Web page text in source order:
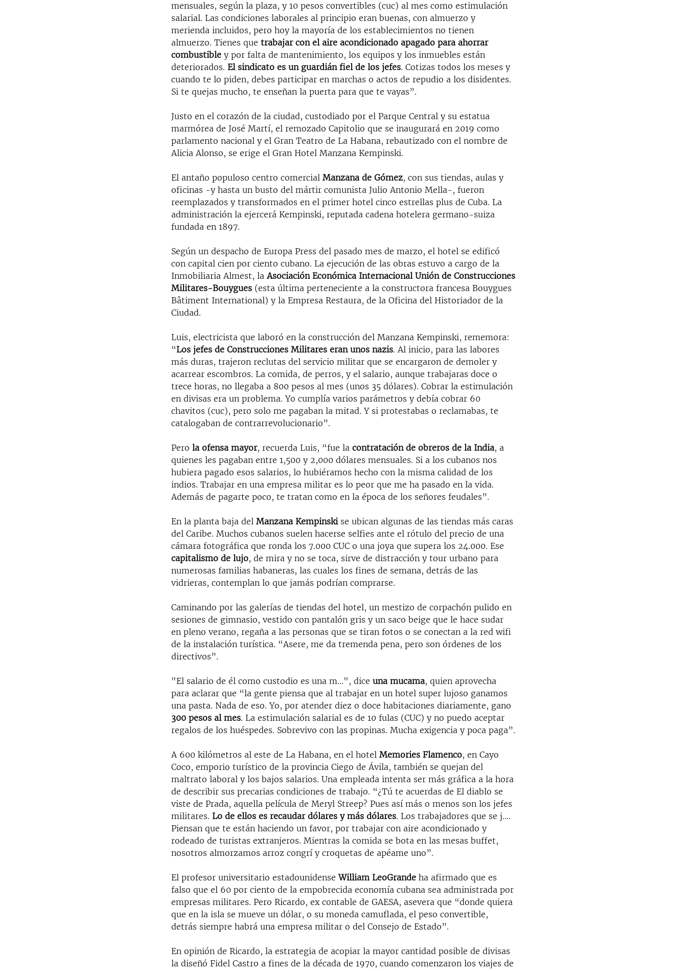
mensuales, según la plaza, y 10 pesos convertibles (cuc) al mes como estimulación
salarial. Las condiciones laborales al principio eran buenas, con almuerzo y
merienda incluidos, pero hoy la mayoría de los establecimientos no tienen
almuerzo. Tienes quetrabajar con el aire acondicionado apagado para ahorrar
combustible y por falta de mantenimiento, los equipos y los inmuebles están
deteriorados.El sindicato es un guardián fiel de los jefes. Cotizas todos los meses y
cuando te lo piden, debes participar en marchas o actos de repudio a los disidentes.
Si te quejas mucho, te enseñan la puerta para que te vayas”.
Justo en el corazón de la ciudad, custodiado por el Parque Central y su estatua
marmórea de José Martí, el remozado Capitolio que se inaugurará en 2019 como
parlamento nacional y el Gran Teatro de La Habana, rebautizado con el nombre de
Alicia Alonso, se erige el Gran Hotel Manzana Kempinski.
El antaño populoso centro comercialManzana de Gómez, con sus tiendas, aulas y
oficinas -y hasta un busto del mártir comunista Julio Antonio Mella-, fueron
reemplazados y transformados en el primer hotel cinco estrellas plus de Cuba. La
administración la ejercerá Kempinski, reputada cadena hotelera germano-suiza
fundada en 1897.
Según un despacho de Europa Press del pasado mes de marzo, el hotel se edificó
con capital cien por ciento cubano. La ejecución de las obras estuvo a cargo de la
Inmobiliaria Almest, laAsociación Económica Internacional Unión de Construcciones
Militares-Bouygues (esta última perteneciente a la constructora francesa Bouygues
Bâtiment International) y la Empresa Restaura, de la Oficina del Historiador de la
Ciudad.
Luis, electricista que laboró en la construcción del Manzana Kempinski, rememora:
“Los jefes de Construcciones Militares eran unos nazis. Al inicio, para las labores
más duras, trajeron reclutas del servicio militar que se encargaron de demoler y
acarrear escombros. La comida, de perros, y el salario, aunque trabajaras doce o
trece horas, no llegaba a 800 pesos al mes (unos 35 dólares). Cobrar la estimulación
en divisas era un problema. Yo cumplía varios parámetros y debía cobrar 60
chavitos (cuc), pero solo me pagaban la mitad. Y si protestabas o reclamabas, te
catalogaban de contrarrevolucionario”.
Perola ofensa mayor, recuerda Luis, “fue lacontratación de obreros de la India, a
quienes les pagaban entre 1,500 y 2,000 dólares mensuales. Si a los cubanos nos
hubiera pagado esos salarios, lo hubiéramos hecho con la misma calidad de los
indios. Trabajar en una empresa militar es lo peor que me ha pasado en la vida.
Además de pagarte poco, te tratan como en la época de los señores feudales”.
En la planta baja del Manzana Kempinski se ubican algunas de las tiendas más caras
del Caribe. Muchos cubanos suelen hacerse selfies ante el rótulo del precio de una
cámara fotográfica que ronda los 7.000 CUC o una joya que supera los 24.000. Ese
capitalismo de lujo, de mira y no se toca, sirve de distracción y tour urbano para
numerosas familias habaneras, las cuales los fines de semana, detrás de las
vidrieras, contemplan lo que jamás podrían comprarse.
Caminando por las galerías de tiendas del hotel, un mestizo de corpachón pulido en
sesiones de gimnasio, vestido con pantalón gris y un saco beige que le hace sudar
en pleno verano, regaña a las personas que se tiran fotos o se conectan a la red wifi
de la instalación turística. “Asere, me da tremenda pena, pero son órdenes de los
directivos”.
"El salario de él como custodio es una m...", diceuna mucama, quien aprovecha
para aclarar que “la gente piensa que al trabajar en un hotel super lujoso ganamos
una pasta. Nada de eso. Yo, por atender diez o doce habitaciones diariamente, gano
300 pesos al mes. La estimulación salarial es de 10 fulas (CUC) y no puedo aceptar
regalos de los huéspedes. Sobrevivo con las propinas. Mucha exigencia y poca paga”.
A 600 kilómetros al este de La Habana, en el hotelMemories Flamenco, en Cayo
Coco, emporio turístico de la provincia Ciego de Ávila, también se quejan del
maltrato laboral y los bajos salarios. Una empleada intenta ser más gráfica a la hora
de describir sus precarias condiciones de trabajo. “¿Tú te acuerdas de El diablo se
viste de Prada, aquella película de Meryl Streep? Pues así más o menos son los jefes
militares.Lo de ellos es recaudar dólares y más dólares. Los trabajadores que se j....
Piensan que te están haciendo un favor, por trabajar con aire acondicionado y
rodeado de turistas extranjeros. Mientras la comida se bota en las mesas buffet,
nosotros almorzamos arroz congrí y croquetas de apéame uno”.
El profesor universitario estadounidenseWilliam LeoGrande ha afirmado que es
falso que el 60 por ciento de la empobrecida economía cubana sea administrada por
empresas militares. Pero Ricardo, ex contable de GAESA, asevera que “donde quiera
que en la isla se mueve un dólar, o su moneda camuflada, el peso convertible,
detrás siempre habrá una empresa militar o del Consejo de Estado”.
En opinión de Ricardo, la estrategia de acopiar la mayor cantidad posible de divisas
la diseñó Fidel Castro a fines de la década de 1970, cuando comenzaron los viajes de